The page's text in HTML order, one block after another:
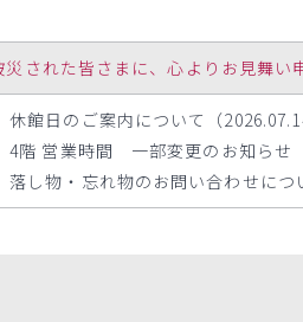
された皆さまに、心よりお見舞い
休館日のご案内について（
4階 営業時間 一部変更のお知らせ
落し物・忘れ物のお問い合わせにつ